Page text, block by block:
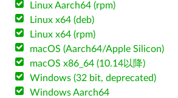
Linux Aarch64 (rpm)
Linux x64 (deb)
Linux x64 (rpm)
macOS (Aarch64/Apple Silicon)
macOS x86_64 (10.14以降)
Windows (32 bit, deprecated)
Windows Aarch64